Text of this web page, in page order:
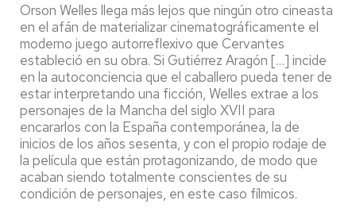
Orson Welles llega más lejos que ningún otro cineasta
en el afán de materializar cinematográficamente el
moderno juego autorreflexivo que Cervantes
estableció en su obra. Si Gutiérrez Aragón […] incide
en la autoconciencia que el caballero pueda tener de
estar interpretando una ficción, Welles extrae a los
personajes de la Mancha del siglo XVII para
encararlos con la España contemporánea, la de
inicios de los años sesenta, y con el propio rodaje de
la película que están protagonizando, de modo que
acaban siendo totalmente conscientes de su
condición de personajes, en este caso fílmicos.